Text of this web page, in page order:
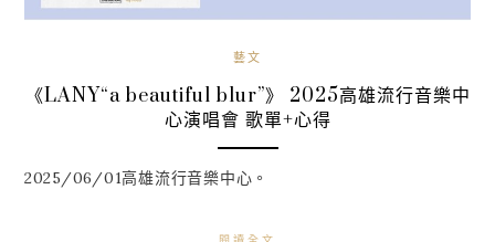
藝文
《LANY“a beautiful blur”》 2025高雄流行音樂中
心演唱會 歌單+心得
2025/06/01高雄流行音樂中心。